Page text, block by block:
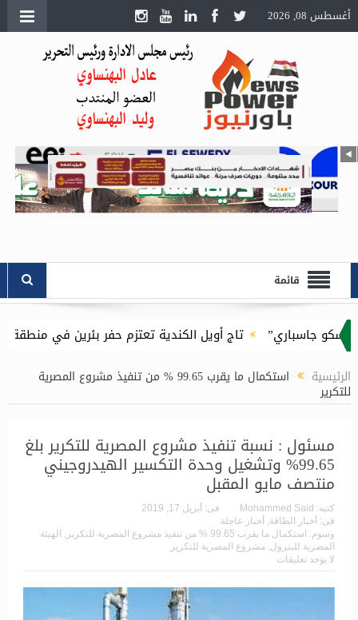
أغسطس 08, 2026
قائمة
جاسباري”
تاج أويل الكندية تعتزم حفر بئرين في منطقة بدر بالصحراء
5.5 مليار جنيه
الرئيسية استكمال ما يقرب 99.65 % من تنفيذ مشروع المصرية
للتكرير
مسئول : نسبة تنفيذ مشروع المصرية للتكرير بلغ
99.65% وتشغيل وحدة التكسير الهيدروجيني
منتصف مايو المقبل
كتبه: Mohammed Said فى: أبريل 17, 2019
فى: أخبار الطاقة
أخبار عاجلة
وسوم: استكمال ما يقرب 99.65 % من تنفيذ مشروع المصرية للتكرير
الهيئة
المصرية للبترول مشروع المصرية للتكرير
لا يوجد تعليقات